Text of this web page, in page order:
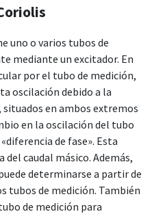
uno o varios tubos de
mediante un excitador. En
por el tubo de medición,
oscilación debido a la
situados en ambos extremos
en la oscilación del tubo
de fase». Esta
caudal másico. Además,
determinarse a partir de
tubos de medición. También
de medición para